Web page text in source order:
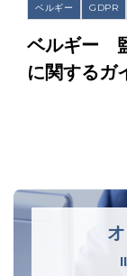
ベルギー GDPR
ベルギー
に関するガ